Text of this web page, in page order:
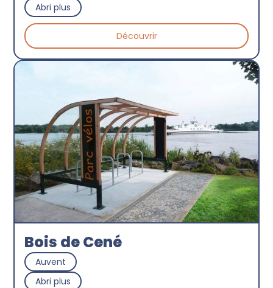
Abri plus
Découvrir
Bois de Cené
Auvent
Abri plus